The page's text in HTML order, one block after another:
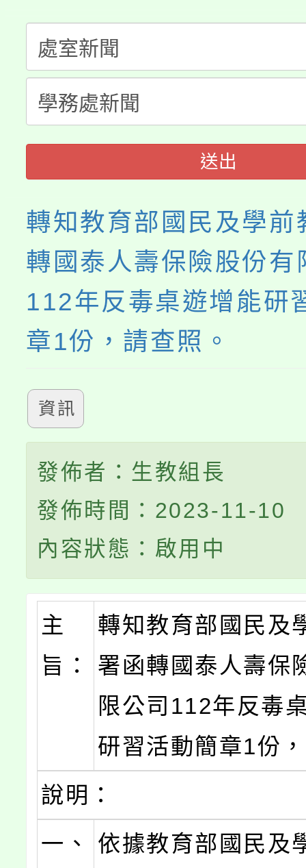
半價優惠，詳情可洽有
者。
份教師增能研習
大溪自造教育及科技中
份教師研習
淨零綠生活教案入校路
會
115年食農教育專業人
程
送出
轉知教育部國民及學前
轉國泰人壽保險股份有
112年反毒桌遊增能研
章1份，請查照。
資訊
發佈者：生教組長
發佈時間：2023-11-10
內容狀態：啟用中
主
旨：
轉知教育部國民及
署函轉國泰人壽保
限公司112年反毒
研習活動簡章1份
說明：
一、
依據教育部國民及